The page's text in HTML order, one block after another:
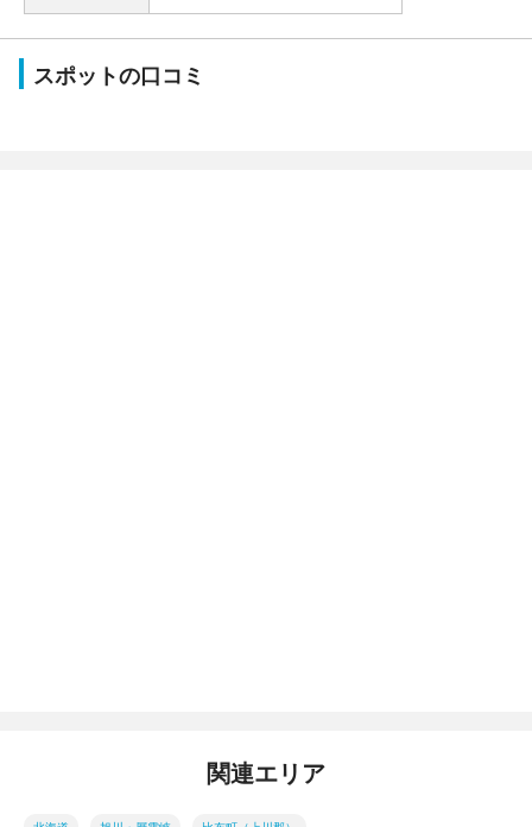
スポットの口コミ
関連エリア